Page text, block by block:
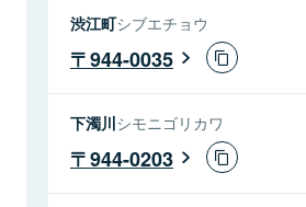
渋江町シブエチョウ
944-0035
下濁川シモニゴリカワ
944-0203